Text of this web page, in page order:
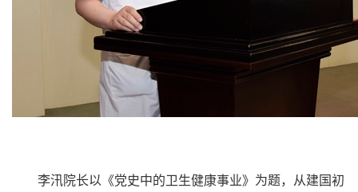
李汛院长以《党史中的卫生健康事业》为题，从建国初